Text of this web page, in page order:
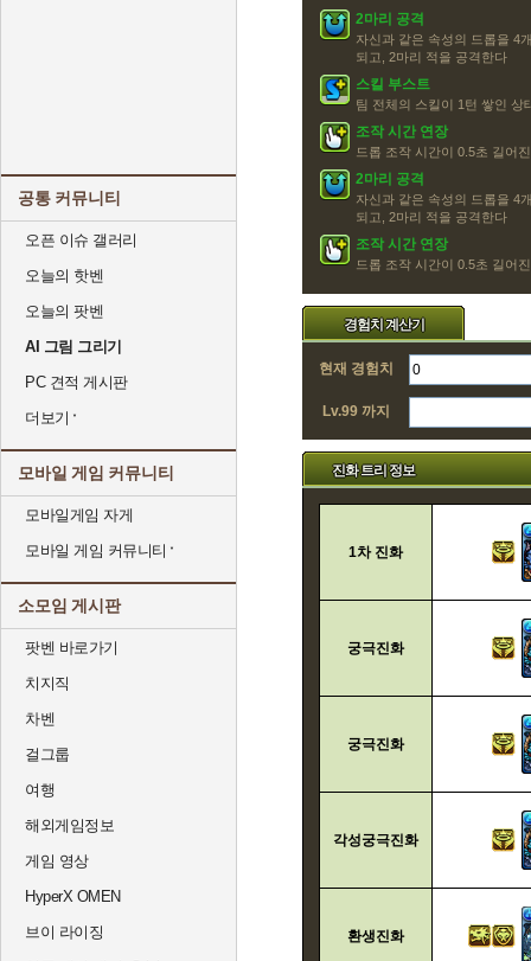
공통 커뮤니티
오픈 이슈 갤러리
오늘의 핫벤
오늘의 팟벤
AI 그림 그리기
PC 견적 게시판
더보기
모바일 게임 커뮤니티
모바일게임 자게
모바일 게임 커뮤니티
소모임 게시판
팟벤 바로가기
치지직
차벤
걸그룹
여행
해외게임정보
게임 영상
HyperX OMEN
브이 라이징
2마리 공격
자신과 같은 속성의 드롭을 4
되고, 2마리 적을 공격한다
스킬 부스트
팀 전체의 스킬이 1턴 쌓인 상
조작 시간 연장
드롭 조작 시간이 0.5초 길어
2마리 공격
자신과 같은 속성의 드롭을 4
되고, 2마리 적을 공격한다
조작 시간 연장
드롭 조작 시간이 0.5초 길어
경험치 계산기
현재 경험치
Lv.99 까지
진화 트리 정보
1차 진화
궁극진화
궁극진화
각성궁극진화
환생진화